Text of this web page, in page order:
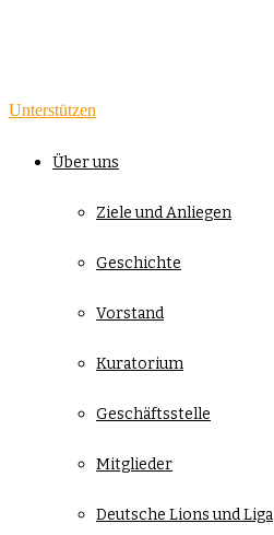
Unterstützen
Über uns
Ziele und Anliegen
Geschichte
Vorstand
Kuratorium
Geschäftsstelle
Mitglieder
Deutsche Lions und Liga